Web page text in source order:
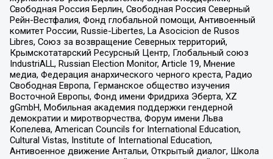
Свободная Россия Берлин, Свободная Россия Северный
Рейн-Вестфалия, Фонд глобальной помощи, Антивоенный
комитет России, Russie-Libertes, La Asocicion de Rusos
Libres, Союз за возвращение Северных территорий,
Крымскотатарский Ресурсный Центр, Глобальный союз
IndustriALL, Russian Election Monitor, Article 19, Мнение
медиа, Федерация анархического черного креста, Радио
Свободная Европа, Германское общество изучения
Восточной Европы, Фонд имени Фридриха Эберта, XZ
gGmbH, Мобильная академия поддержки гендерной
демократии и миротворчества, Форум имени Льва
Копелева, American Councils for International Education,
Cultural Vistas, Institute of International Education,
Антивоенное движение Антальи, Открытый диалог, Школа